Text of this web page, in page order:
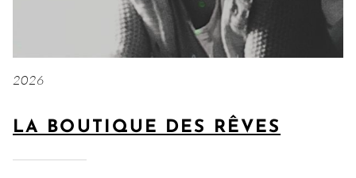
2026
LA BOUTIQUE DES RÊVES